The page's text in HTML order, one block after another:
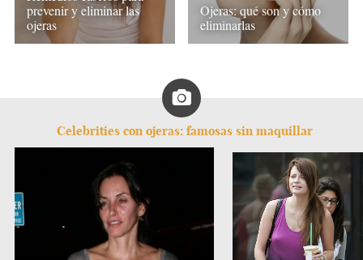
prevenir y eliminar las
ojeras
Ojeras: qué son y cómo
eliminarlas
Celebrities con ojeras: famosas sin maquillar